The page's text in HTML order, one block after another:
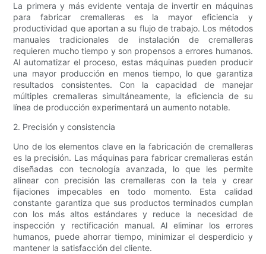
La primera y más evidente ventaja de invertir en máquinas
para fabricar cremalleras es la mayor eficiencia y
productividad que aportan a su flujo de trabajo. Los métodos
manuales tradicionales de instalación de cremalleras
requieren mucho tiempo y son propensos a errores humanos.
Al automatizar el proceso, estas máquinas pueden producir
una mayor producción en menos tiempo, lo que garantiza
resultados consistentes. Con la capacidad de manejar
múltiples cremalleras simultáneamente, la eficiencia de su
línea de producción experimentará un aumento notable.
2. Precisión y consistencia
Uno de los elementos clave en la fabricación de cremalleras
es la precisión. Las máquinas para fabricar cremalleras están
diseñadas con tecnología avanzada, lo que les permite
alinear con precisión las cremalleras con la tela y crear
fijaciones impecables en todo momento. Esta calidad
constante garantiza que sus productos terminados cumplan
con los más altos estándares y reduce la necesidad de
inspección y rectificación manual. Al eliminar los errores
humanos, puede ahorrar tiempo, minimizar el desperdicio y
mantener la satisfacción del cliente.